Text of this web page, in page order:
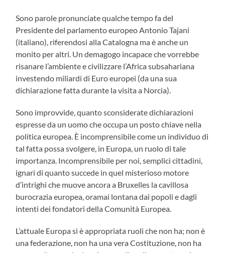
Sono parole pronunciate qualche tempo fa del
Presidente del parlamento europeo Antonio Tajani
(italiano), riferendosi alla Catalogna ma è anche un
monito per altri. Un demagogo incapace che vorrebbe
risanare l’ambiente e civilizzare l’Africa subsahariana
investendo miliardi di Euro europei (da una sua
dichiarazione fatta durante la visita a Norcia).
Sono improvvide, quanto sconsiderate dichiarazioni
espresse da un uomo che occupa un posto chiave nella
politica europea. È incomprensibile come un individuo di
tal fatta possa svolgere, in Europa, un ruolo di tale
importanza. Incomprensibile per noi, semplici cittadini,
ignari di quanto succede in quel misterioso motore
d’intrighi che muove ancora a Bruxelles la cavillosa
burocrazia europea, oramai lontana dai popoli e dagli
intenti dei fondatori della Comunità Europea.
L’attuale Europa si è appropriata ruoli che non ha; non è
una federazione, non ha una vera Costituzione, non ha